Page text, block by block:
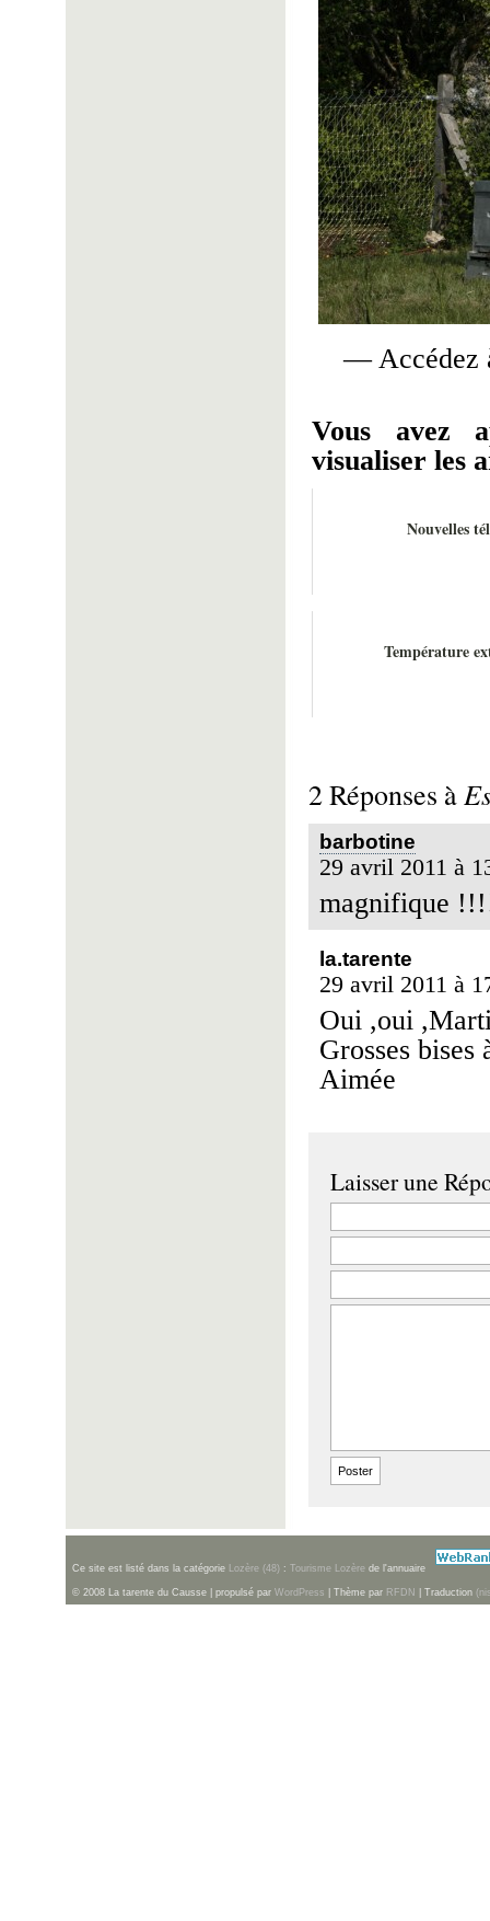
— Accédez
Vous avez
visualiser les
Nouvelles
Température
2 Réponses à
barbotine
29 avril 2011 à
magnifique
la.tarente
29 avril 2011 à
Oui ,oui
Grosses bises
Aimée
Laisser une
Ce site est listé dans la catégorie Lozère (48) : Tourisme Lozère de l'annuaire
© 2008 La tarente du Causse | propulsé par WordPress | Thème par RFDN | Traduction